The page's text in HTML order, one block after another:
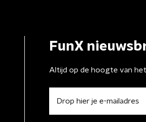
FunX
Altijd op de hoogte van